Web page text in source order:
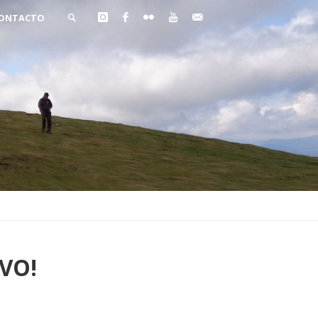
BUSCAR